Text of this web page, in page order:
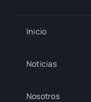
Inicio
Noticias
Nosotros